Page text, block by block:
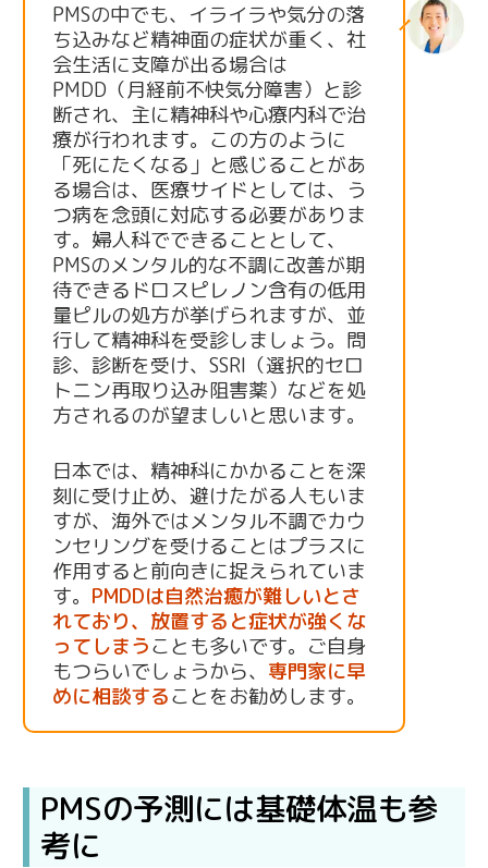
PMSの中でも、イライラや気分の落
ち込みなど精神面の症状が重く、社
会生活に支障が出る場合は
PMDD（月経前不快気分障害）と診
断され、主に精神科や心療内科で治
療が行われます。この方のように
「死にたくなる」と感じることがあ
る場合は、医療サイドとしては、う
つ病を念頭に対応する必要がありま
す。婦人科でできることとして、
PMSのメンタル的な不調に改善が期
待できるドロスピレノン含有の低用
量ピルの処方が挙げられますが、並
行して精神科を受診しましょう。問
診、診断を受け、SSRI（選択的セロ
トニン再取り込み阻害薬）などを処
方されるのが望ましいと思います。
日本では、精神科にかかることを深
刻に受け止め、避けたがる人もいま
すが、海外ではメンタル不調でカウ
ンセリングを受けることはプラスに
作用すると前向きに捉えられていま
す。 PMDDは自然治癒が難しいとさ
れており、放置すると症状が強くな
ってしまうことも多いです。ご自身
もつらいでしょうから、 専門家に早
めに相談することをお勧めします。
PMSの予測には基礎体温も参
考に